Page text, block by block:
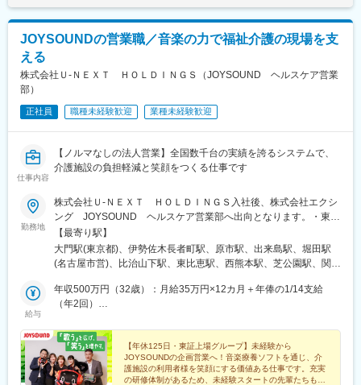
次世代型の収益モデル（BPaaS、成果報酬など）へのスムーズな
現場移行とコストマネジメントの強化を担います。
（3）現場のリスキリングとAI戦略の実装
検証など、最新のAIプロセスを現場へ導入します。
同時に、現場スタッフやSVを「能動的なDX提案者」へと進化さ
せるトレーニングを指揮します。
【本ポジションで得られる経験】
（1）BPO業界の構造変革をリードする経験
を出し、組織を動かす醍醐味があります。
（2）経営直結の大きな裁量
各エリアの最高責任者として、独自の地域特性を活かしたセンタ
ー運営や組織創りに携わることができます。
（3）最先端AI/DX × オペレーションの知見
AI/DXのプロフェッショナルであるAI戦略統括部と共に、次世代の
【将来のキャリアパス】
各センターでの実績や変革への貢献度、意欲次第で、以下のよう
なステップアップが可能です。
下する可能性があります。月給(月額)は固定手当を含めた表記で
す。
JOYSOUNDの営業職／音楽の力で福祉介護の現場を支
える
株式会社Ｕ‐ＮＥＸＴ ＨＯＬＤＩＮＧＳ（JOYSOUND ヘルスケア営業
部）
正社員 職種未経験歓迎 業種未経験歓迎
仕事内容
【ノルマなしの法人営業】全国数千台の実績を誇るシステムで、
介護施設の負担軽減と笑顔をつくる仕事です
勤務地
株式会社Ｕ‐ＮＥＸＴ ＨＯＬＤＩＮＧＳ入社後、株式会社エクシ
ング JOYSOUND ヘルスケア営業部へ出向となります。・東京
本社（株式会社エクシング）／東京都港区芝公園2-4-1 芝パークビ
ルB館8F・横浜事業所／神奈川県横浜市中区長者町2-5-18 ピアセ
ントラルビル 2F・埼玉事業所／埼玉県上尾市原市中3-1-10 原市駅
31・名古屋事業所／愛知県名古屋市瑞穂塩入町18-1・広島事業所
／広島県広島市中区田中町5-23 第3田中町山本ビル1F.2F・福岡事
南区近見8-6-78
【最寄り駅】
大門駅(東京都)、伊勢佐木長者町駅、原市駅、出来島駅、堀田駅
(名古屋市営)、比治山下駅、東比恵駅、西熊本駅、芝公園駅、関内
原駅、銀山町駅
給与
年収500万円（32歳）：月給35万円×12カ月＋年俸の1/14支給
（年2回）
【年休125日・東証上場グループ】未経験から
JOYSOUNDの企画営業へ！音楽療養ソフトを通じ、介
護施設の利用者様を笑顔にする価値ある仕事です。充実
の研修体制があるため、未経験スタートの先輩たちも焦